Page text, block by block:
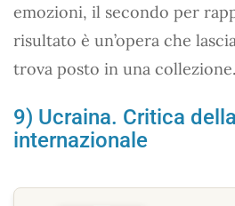
emozioni, il secondo per
risultato è un’opera che
trova posto in una collezione.
9) Ucraina. Critica
internazionale